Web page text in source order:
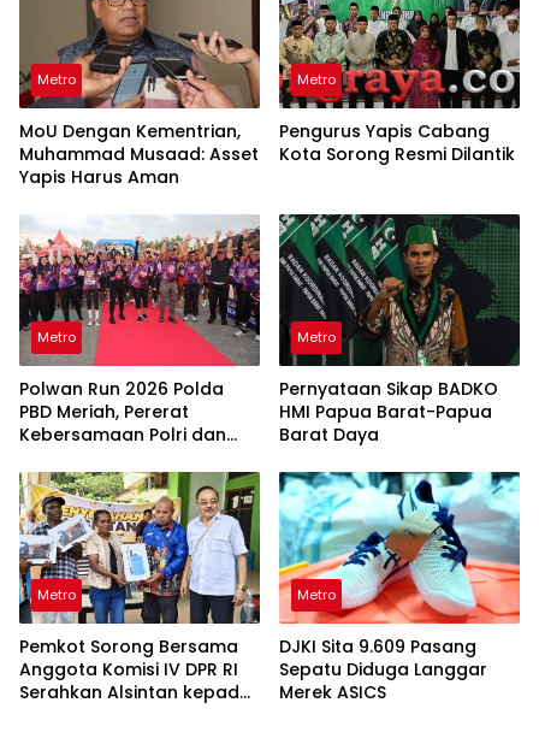
Metro
MoU Dengan Kementrian,
Muhammad Musaad: Asset
Yapis Harus Aman
Metro
Pengurus Yapis Cabang
Kota Sorong Resmi Dilantik
Metro
Polwan Run 2026 Polda
PBD Meriah, Pererat
Kebersamaan Polri dan
Metro
Pernyataan Sikap BADKO
HMI Papua Barat-Papua
Barat Daya
Metro
Pemkot Sorong Bersama
Anggota Komisi IV DPR RI
Serahkan Alsintan kepada
Metro
DJKI Sita 9.609 Pasang
Sepatu Diduga Langgar
Merek ASICS